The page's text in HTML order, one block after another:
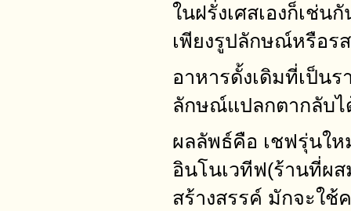
ในฝรั่งเศสเองก็เช่
เพียงรูปลักษณ์หรือรส
อาหารดั้งเดิมที่เป็น
ลักษณ์แปลกตากลับไ
ผลลัพธ์คือ เชฟรุ่นใ
อินโนเวทีฟ(ร้านที่ผ
สร้างสรรค์ มักจะใช้